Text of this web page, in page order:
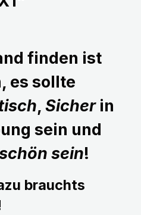
finden ist
es sollte
, Sicherin
sein und
sein!
brauchts